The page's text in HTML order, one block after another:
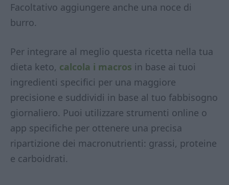
Facoltativo aggiungere anche una noce di
burro.
Per integrare al meglio questa ricetta nella tua
dieta keto, calcola i macros in base ai tuoi
ingredienti specifici per una maggiore
precisione e suddividi in base al tuo fabbisogno
giornaliero. Puoi utilizzare strumenti online o
app specifiche per ottenere una precisa
ripartizione dei macronutrienti: grassi, proteine
e carboidrati.